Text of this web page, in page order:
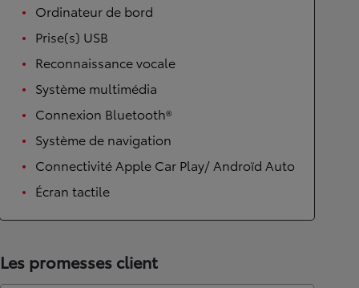
Ordinateur de bord
Prise(s) USB
Reconnaissance vocale
Système multimédia
Connexion Bluetooth®
Système de navigation
Connectivité Apple Car Play/ Androïd Auto
Écran tactile
Les promesses client